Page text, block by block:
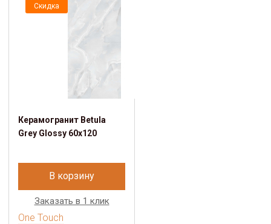
Скидка
Керамогранит Betula
Grey Glossy 60x120
В корзину
Заказать в 1 клик
One Touch